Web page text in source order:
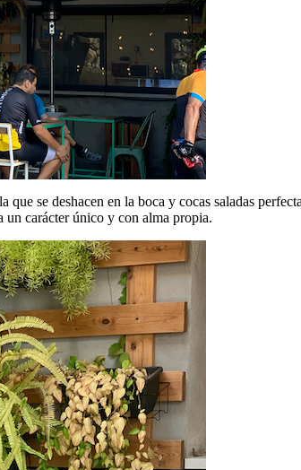
se deshacen en la boca y cocas saladas
un carácter único y con alma propia.